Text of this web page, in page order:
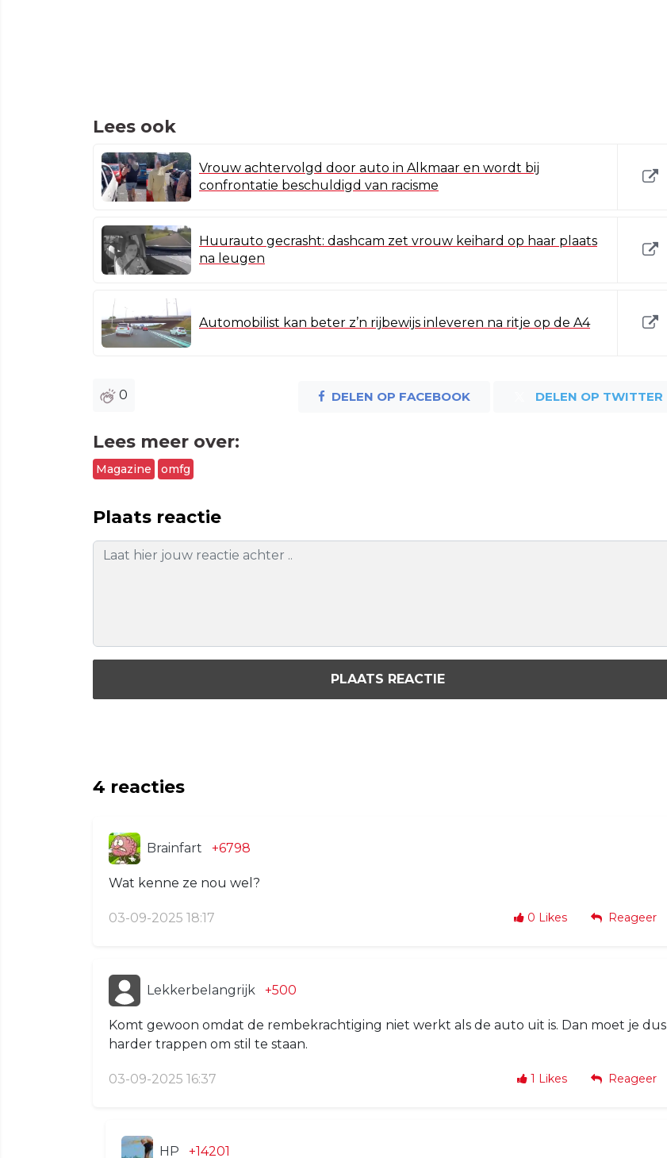
Lees ook
Vrouw achtervolgd door auto in Alkmaar en wordt bij
confrontatie beschuldigd van racisme
Huurauto gecrasht: dashcam zet vrouw keihard op haar plaats
na leugen
Automobilist kan beter z’n rijbewijs inleveren na ritje op de A4
0 DELEN OP FACEBOOK DELEN OP TWITTER
Lees meer over:
Magazine omfg
Plaats reactie
PLAATS REACTIE
4 reacties
Brainfart +6798
Wat kenne ze nou wel?
03-09-2025 18:17 0 Likes Reageer
Lekkerbelangrijk +500
Komt gewoon omdat de rembekrachtiging niet werkt als de auto uit is. Dan moet je dus
harder trappen om stil te staan.
03-09-2025 16:37 1 Likes Reageer
HP +14201